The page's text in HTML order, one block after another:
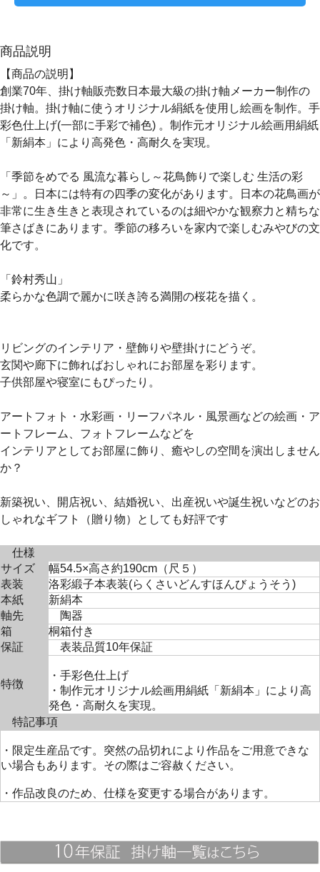
商品説明
【商品の説明】
創業70年、掛け軸販売数日本最大級の掛け軸メーカー制作の
掛け軸。掛け軸に使うオリジナル絹紙を使用し絵画を制作。手
彩色仕上げ(一部に手彩で補色) 。制作元オリジナル絵画用絹紙
「新絹本」により高発色・高耐久を実現。
「季節をめでる 風流な暮らし～花鳥飾りで楽しむ 生活の彩
～」。日本には特有の四季の変化があります。日本の花鳥画が
非常に生き生きと表現されているのは細やかな観察力と精ちな
筆さばきにあります。季節の移ろいを家内で楽しむみやびの文
化です。
「鈴村秀山」
柔らかな色調で麗かに咲き誇る満開の桜花を描く。
リビングのインテリア・壁飾りや壁掛けにどうぞ。
玄関や廊下に飾ればおしゃれにお部屋を彩ります。
子供部屋や寝室にもぴったり。
アートフォト・水彩画・リーフパネル・風景画などの絵画・ア
ートフレーム、フォトフレームなどを
インテリアとしてお部屋に飾り、癒やしの空間を演出しません
か？
新築祝い、開店祝い、結婚祝い、出産祝いや誕生祝いなどのお
しゃれなギフト（贈り物）としても好評です
仕様
サイズ
幅54.5×高さ約190cm（尺５）
表装
洛彩緞子本表装(らくさいどんすほんびょうそう)
本紙
新絹本
軸先
陶器
箱
桐箱付き
保証
表装品質10年保証
特徴
・手彩色仕上げ
・制作元オリジナル絵画用絹紙「新絹本」により高
発色・高耐久を実現。
特記事項
・限定生産品です。突然の品切れにより作品をご用意できな
い場合もあります。その際はご容赦ください。
・作品改良のため、仕様を変更する場合があります。